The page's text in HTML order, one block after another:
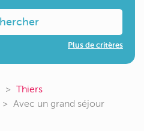
Plus de critères
Thiers
Avec un grand séjour